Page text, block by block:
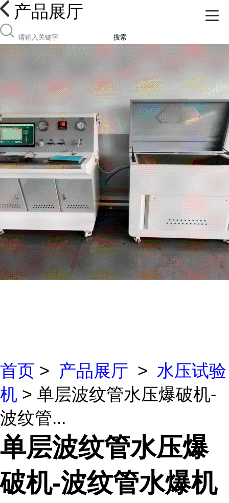
产品展厅
搜索
首页 > 产品展厅 > 水压试验
机 > 单层波纹管水压爆破机-
波纹管...
单层波纹管水压爆
破机-波纹管水爆机